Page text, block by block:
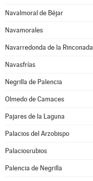
Navalmoral de Béjar
Navamorales
Navarredonda de la Rinconada
Navasfrías
Negrilla de Palencia
Olmedo de Camaces
Pajares de la Laguna
Palacios del Arzobispo
Palaciosrubios
Palencia de Negrilla